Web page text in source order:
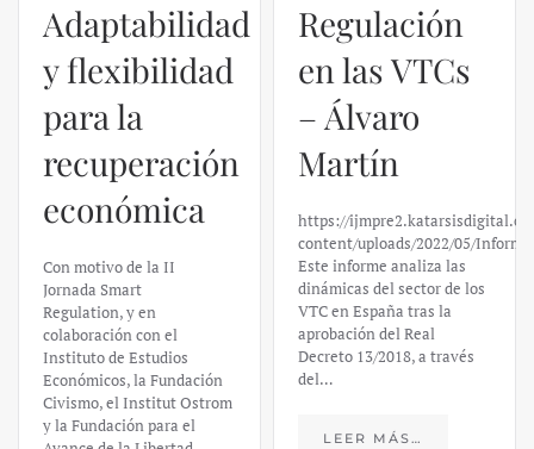
Regulación
en las VTCs
– Álvaro
Martín
https://ijmpre2.katarsisdigital.com/wp-
content/uploads/2022/05/Informe_sobre_las_VTC.pdf
Este informe analiza las
dinámicas del sector de los
VTC en España tras la
aprobación del Real
Decreto 13/2018, a través
del…
LEER MÁS…
El caso de
Silicon
Valley Bank:
un análisis
financiero –
Daniel
Fernández